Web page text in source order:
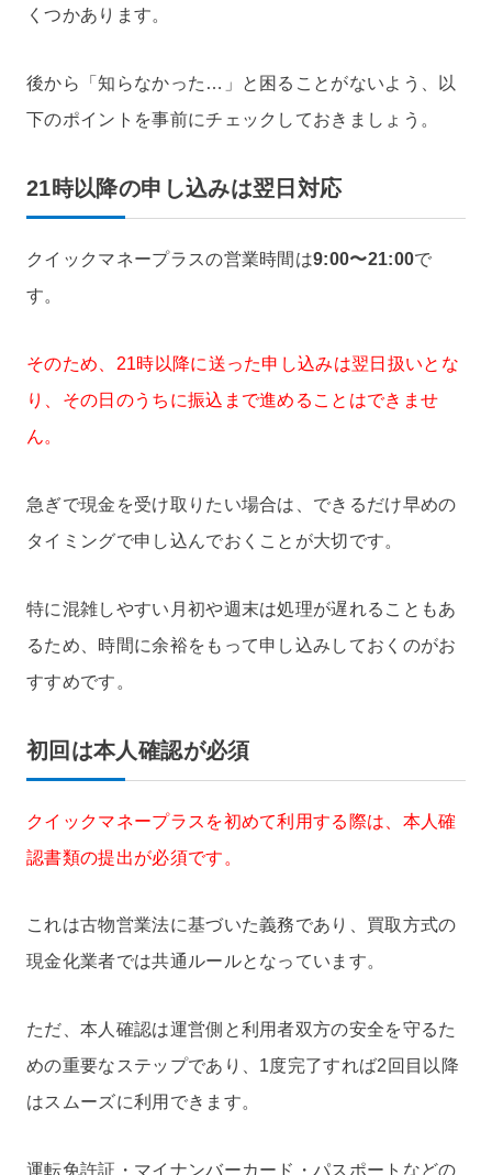
くつかあります。
後から「知らなかった…」と困ることがないよう、以
下のポイントを事前にチェックしておきましょう。
21時以降の申し込みは翌日対応
クイックマネープラスの営業時間は9:00〜21:00で
す。
そのため、21時以降に送った申し込みは翌日扱いとな
り、その日のうちに振込まで進めることはできませ
ん。
急ぎで現金を受け取りたい場合は、できるだけ早めの
タイミングで申し込んでおくことが大切です。
特に混雑しやすい月初や週末は処理が遅れることもあ
るため、時間に余裕をもって申し込みしておくのがお
すすめです。
初回は本人確認が必須
クイックマネープラスを初めて利用する際は、本人確
認書類の提出が必須です。
これは古物営業法に基づいた義務であり、買取方式の
現金化業者では共通ルールとなっています。
ただ、本人確認は運営側と利用者双方の安全を守るた
めの重要なステップであり、1度完了すれば2回目以降
はスムーズに利用できます。
運転免許証・マイナンバーカード・パスポートなどの